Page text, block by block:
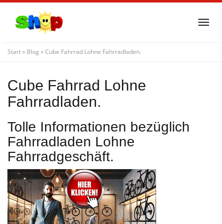
content
Start» Blog »Cube Fahrrad Lohne Fahrradladen.
Cube Fahrrad Lohne
Fahrradladen.
Tolle Informationen bezüglich
Fahrradladen Lohne
Fahrradgeschäft.